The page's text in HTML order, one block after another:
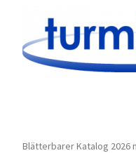
Blätterbarer Katalog 2026